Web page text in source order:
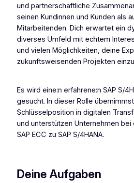
und partnerschaftliche
seinen Kundinnen und Kunden als
Mitarbeitenden. Dich erwartet ein
diverses Umfeld mit echtem
und vielen Möglichkeiten, deine
zukunftsweisenden Projekten
Es wird eine:n erfahrene:n SAP S/
gesucht. In dieser Rolle
Schlüsselposition in digitalen
und unterstützen Unternehmen bei
SAP ECC zu SAP S/4HANA.
Deine Aufgaben